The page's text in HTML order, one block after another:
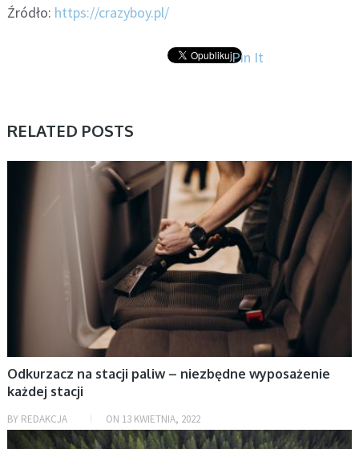
Źródło: https://crazyboy.pl/
Pin It
RELATED POSTS
AKTUALNOŚCI, BIZNES, MOTORYZACJA
Odkurzacz na stacji paliw – niezbędne wyposażenie
każdej stacji
BY REDAKCJA ON 13 KWIETNIA, 2022
AKTUALNOŚCI, DOM